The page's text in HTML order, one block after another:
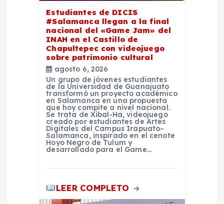
Estudiantes de DICIS
#Salamanca llegan a la final
nacional del «Game Jam» del
INAH en el Castillo de
Chapultepec con videojuego
sobre patrimonio cultural
agosto 6, 2026
Un grupo de jóvenes estudiantes
de la Universidad de Guanajuato
transformó un proyecto académico
en Salamanca en una propuesta
que hoy compite a nivel nacional.
Se trata de Xibal-Ha, videojuego
creado por estudiantes de Artes
Digitales del Campus Irapuato–
Salamanca, inspirado en el cenote
Hoyo Negro de Tulum y
desarrollado para el Game…
LEER COMPLETO